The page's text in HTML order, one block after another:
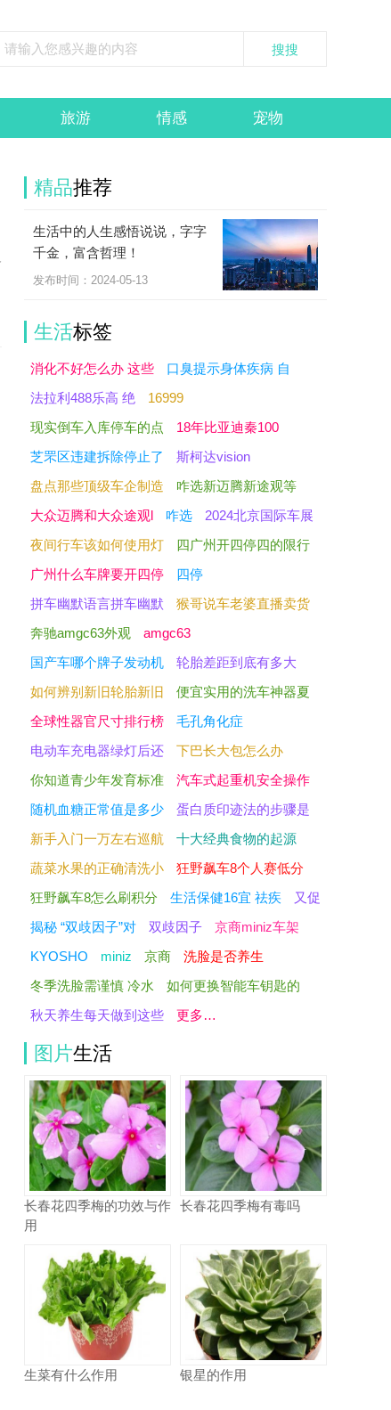
旅游 情感 宠物
精品推荐
生活中的人生感悟说说，字字
千金，富含哲理！
发布时间：2024-05-13
生活标签
消化不好怎么办 这些
口臭提示身体疾病 自
法拉利488乐高 绝
16999
现实倒车入库停车的点
18年比亚迪秦100
芝罘区违建拆除停止了
斯柯达vision
盘点那些顶级车企制造
咋选新迈腾新途观等
大众迈腾和大众途观l
咋选
2024北京国际车展
夜间行车该如何使用灯
四广州开四停四的限行
广州什么车牌要开四停
四停
拼车幽默语言拼车幽默
猴哥说车老婆直播卖货
奔驰amgc63外观
amgc63
国产车哪个牌子发动机
轮胎差距到底有多大
如何辨别新旧轮胎新旧
便宜实用的洗车神器夏
全球性器官尺寸排行榜
毛孔角化症
电动车充电器绿灯后还
下巴长大包怎么办
你知道青少年发育标准
汽车式起重机安全操作
随机血糖正常值是多少
蛋白质印迹法的步骤是
新手入门一万左右巡航
十大经典食物的起源
蔬菜水果的正确清洗小
狂野飙车8个人赛低分
狂野飙车8怎么刷积分
生活保健16宜 祛疾
又促
揭秘 “双歧因子”对
双歧因子
京商miniz车架
KYOSHO
miniz 京商
洗脸是否养生
冬季洗脸需谨慎 冷水
如何更换智能车钥匙的
秋天养生每天做到这些
更多…
图片生活
长春花四季梅的功效与作
用
长春花四季梅有毒吗
生菜有什么作用 银星的作用